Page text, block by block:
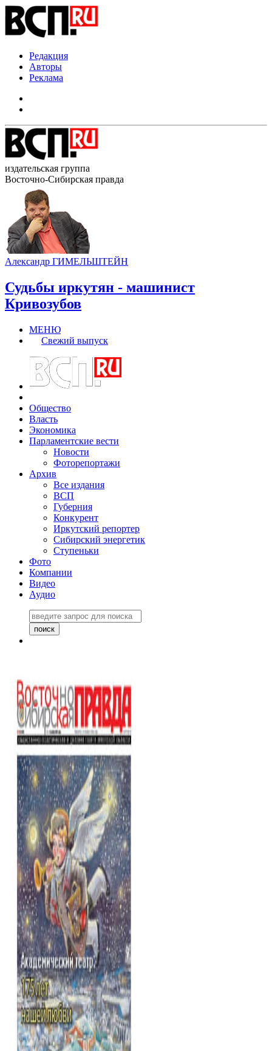
Редакция
Авторы
Реклама
издательская группа
Восточно-Сибирская правда
Александр ГИМЕЛЬШТЕЙН
Судьбы иркутян - машинист
Кривозубов
МЕНЮ
Свежий выпуск
Общество
Власть
Экономика
Парламентские вести
Новости
Фоторепортажи
Архив
Все издания
ВСП
Губерния
Конкурент
Иркутский репортер
Сибирский энергетик
Ступеньки
Фото
Компании
Видео
Аудио